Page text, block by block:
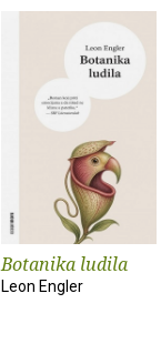
Botanika ludila
Leon Engler